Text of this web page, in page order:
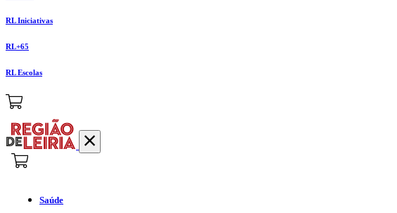
RL Iniciativas
RL+65
RL Escolas
Saúde